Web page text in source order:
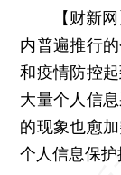
【财新
内普遍推行
和疫情防控
大量个人信
的现象也愈
个人信息保护